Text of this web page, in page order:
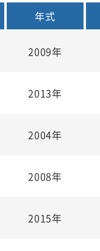
年式
2009年
2013年
2004年
2008年
2015年